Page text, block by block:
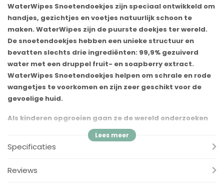
WaterWipes Snoetendoekjes zijn speciaal ontwikkeld om
handjes, gezichtjes en voetjes natuurlijk schoon te
maken. WaterWipes zijn de puurste doekjes ter wereld.
De snoetendoekjes hebben een unieke structuur en
bevatten slechts drie ingrediënten: 99,9% gezuiverd
water met een druppel fruit- en soapberry extract.
WaterWipes Snoetendoekjes helpen om schrale en rode
wangetjes te voorkomen en zijn zeer geschikt voor de
gevoelige huid.
Als kinderen opgroeien gaan ze de wereld onderzoeken
met hun handjes, mondjes en voetjes. Het leven wordt
daardoor een beetje viezer. Met dat in gedachten
hebben zijn deze doekjes ontwikkeld met soapberry,
Soapberries staan bekend om hun huidverzorgende
Specificaties
Reviews